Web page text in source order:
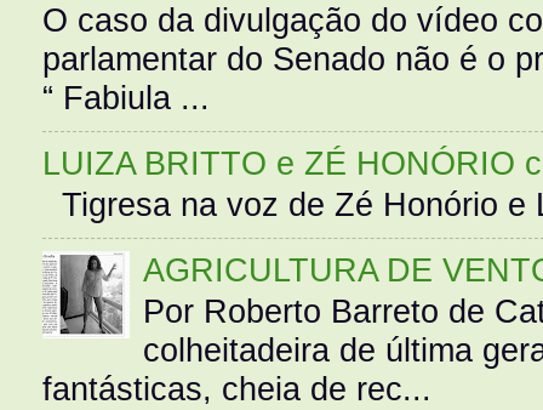
O caso da divulgação do vídeo
parlamentar do Senado não é o
“ Fabiula ...
LUIZA BRITTO e ZÉ HONÓRIO
Tigresa na voz de Zé Honório
AGRICULTURA DE
Por Roberto Barreto de
colheitadeira de última
fantásticas, cheia de rec...